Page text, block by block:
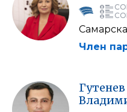
Член
Гутенев